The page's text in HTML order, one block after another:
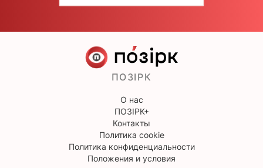
ПОЗІРК
О нас
ПОЗІРК+
Контакты
Политика cookie
Политика конфиденциальности
Положения и условия